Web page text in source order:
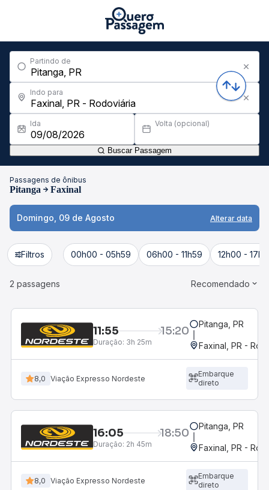
Partindo de
Indo para
Ida Volta (opcional)
Buscar Passagem
Passagens de ônibus
Pitanga Faxinal
Domingo, 09 de Agosto Alterar data
Filtros 00h00 - 05h59 06h00 - 11h59 12h00 -
2 passagens Recomendado
11:55 15:20
Duração: 3h 25m
Pitanga, PR
Faxinal, PR -
8,0 Viação Expresso Nordeste
Embarque
direto
16:05 18:50
Duração: 2h 45m
Pitanga, PR
Faxinal, PR -
8,0 Viação Expresso Nordeste
Embarque
direto